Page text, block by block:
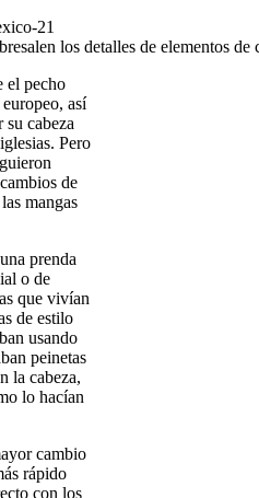
los detalles de elementos
el pecho
así
cabeza
Pero
de
mangas
prenda
o de
que vivían
de estilo
usando
peinetas
la cabeza,
lo hacían
cambio
rápido
con los